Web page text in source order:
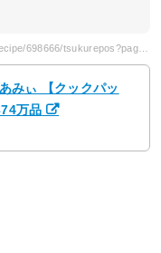
引用元: https://cookpad.com/recipe/698666/tsukurepos?page=3
みぃ 【クックパッ
万品